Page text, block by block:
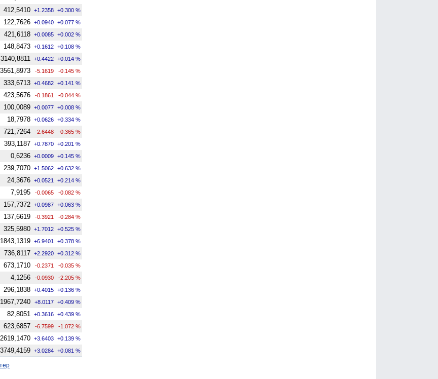
412,5410 +1.2358 +0.300 %
122,7626 +0.0940 +0.077 %
421,6118 +0.0085 +0.002 %
148,8473 +0.1612 +0.108 %
3140,8811 +0.4422 +0.014 %
3561,8973 -5.1619 -0.145 %
333,6713 +0.4682 +0.141 %
423,5676 -0.1861 -0.044 %
100,0089 +0.0077 +0.008 %
18,7978 +0.0626 +0.334 %
721,7264 -2.6448 -0.365 %
393,1187 +0.7870 +0.201 %
0,6236 +0.0009 +0.145 %
239,7070 +1.5062 +0.632 %
24,3676 +0.0521 +0.214 %
7,9195 -0.0065 -0.082 %
157,7372 +0.0987 +0.063 %
137,6619 -0.3921 -0.284 %
325,5980 +1.7012 +0.525 %
1843,1319 +6.9401 +0.378 %
736,8117 +2.2920 +0.312 %
673,1710 -0.2371 -0.035 %
4,1256 -0.0930 -2.205 %
296,1838 +0.4015 +0.136 %
1967,7240 +8.0117 +0.409 %
82,8051 +0.3616 +0.439 %
623,6857 -6.7599 -1.072 %
2619,1470 +3.6403 +0.139 %
3749,4159 +3.0284 +0.081 %